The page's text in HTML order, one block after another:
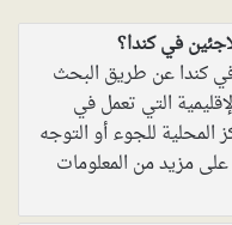
في كندا؟
كندا عن طريق البحث
التي تعمل في
المحلية للجوء أو التوجه
مزيد من المعلومات